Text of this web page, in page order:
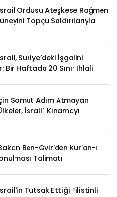
Ordusu Ateşkese Rağmen
Topçu Saldırılarıyla
Suriye’deki İşgalini
Bir Haftada 20 Sınır İhlali
Somut Adım Atmayan
İsrail'i Kınamayı
Ben-Gvir'den Kur'an-ı
Talimatı
Tutsak Ettiği Filistinli